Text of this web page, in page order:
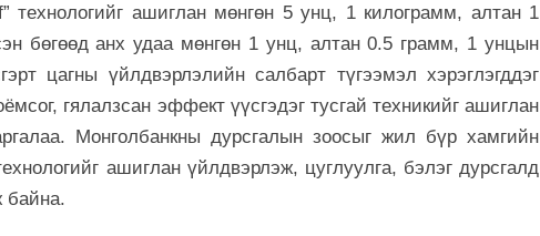
технологийг ашиглан мөнгөн 5 унц, 1 килограмм, алтан 1
бөгөөд анх удаа мөнгөн 1 унц, алтан 0.5 грамм, 1 унцын
цагны үйлдвэрлэлийн салбарт түгээмэл хэрэглэгддэг
гялалзсан эффект үүсгэдэг тусгай техникийг ашиглан
Монголбанкны дурсгалын зоосыг жил бүр хамгийн
ашиглан үйлдвэрлэж, цуглуулга, бэлэг дурсгалд
байна.